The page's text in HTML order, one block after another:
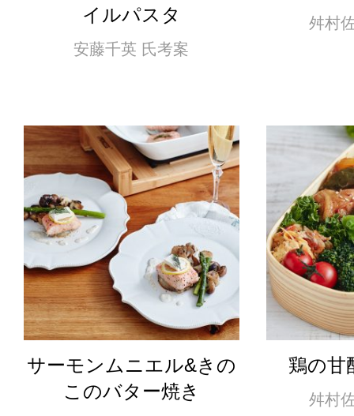
イルパスタ
安藤千英 氏考案
舛村
サーモンムニエル&きの
このバター焼き
鶏の甘
舛村